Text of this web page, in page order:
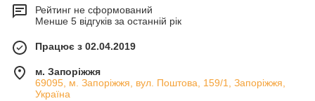
Рейтинг не сформований
Менше 5 відгуків за останній рік
Працює з 02.04.2019
м. Запоріжжя
69095, м. Запоріжжя, вул. Поштова, 159/1, Запоріжжя,
Україна